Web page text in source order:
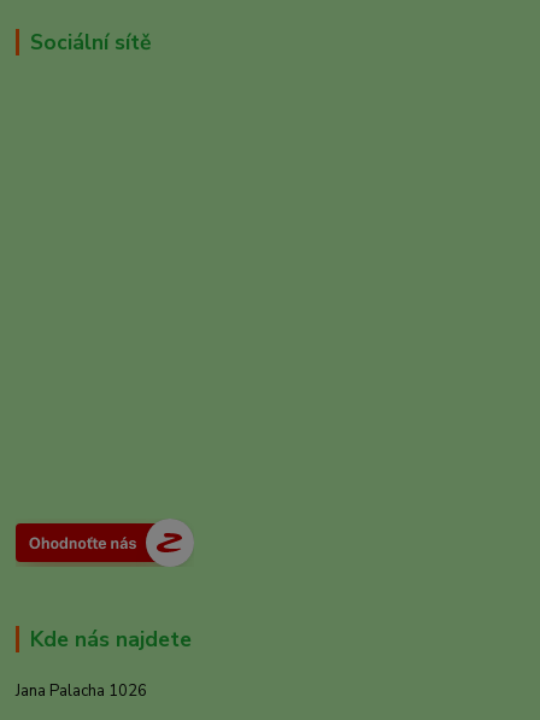
Sociální sítě
Kde nás najdete
Jana Palacha 1026